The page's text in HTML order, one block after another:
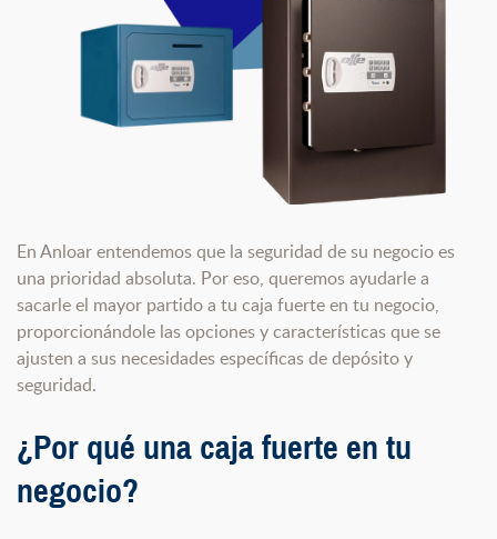
En Anloar entendemos que la seguridad de su negocio es
una prioridad absoluta. Por eso, queremos ayudarle a
sacarle el mayor partido a tu caja fuerte en tu negocio,
proporcionándole las opciones y características que se
ajusten a sus necesidades específicas de depósito y
seguridad.
¿Por qué una caja fuerte en tu
negocio?